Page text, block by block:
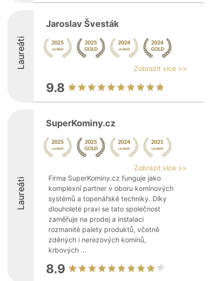
Laureáti
Jaroslav Švesták
Zobrazit více >>
9.8
Laureáti
SuperKominy.cz
Zobrazit více >>
Firma SuperKominy.cz funguje jako
komplexní partner v oboru komínových
systémů a topenářské techniky. Díky
dlouholeté praxi se tato společnost
zaměřuje na prodej a instalaci
rozmanité palety produktů, včetně
zděných i nerezových komínů,
krbových ...
8.9